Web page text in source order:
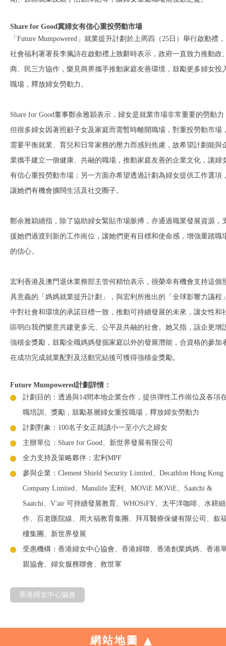
Share for Good冀婦女有信心重投勞動市場
「Future Mumpowered」就業提升計劃於上周四（25日）舉行啟動禮，
社會福利署署長李佩詩在啟動禮上致辭時表示，政府一直致力推動政
商、民三方協作，樂見商界攜手推動家庭友善環境，鼓勵更多婦女投
職場，釋放婦女勞動力。
Share for Good董事鄭余雅穎表示，婦女是就業市場非常重要的勞動力
但很多婦女因著照顧子女及家庭而需暫時離開職場，對重投勞動市場
需要平衡就業、育兒和日常家務的壓力而感到焦慮，故希望計劃能與
業攜手建立一個健康、共融的職場，推動家庭友善的企業文化，讓婦
有信心重投勞動市場；另一方面亦希望透過計劃為婦女提供工作選項
讓她們有機會擴闊生活及社交圈子。
鄭余雅穎續指，除了協助婦女緊貼市場脈搏，亦通過職業發展資源，
援她們過渡到新的工作崗位，讓她們更有目標和使命感，增強重踏職
的信心。
宏利香港及澳門退休業務部主管何精怡表示，很榮幸有機會支持這個
具意義的「媽媽就業提升計劃」，與宏利所推出的「全球影響力議程
中對社會和環境的承諾目標一致，推動可持續發展的未來，讓女性和
區明白我們樂意共建更多元、公平及共融的社會。她又指，該企更增
強積金獎勵，鼓勵全職媽媽發掘家庭以外的發展潛能，合資格的參加
在成功完成就業配對及活動完結後可獲得強積金獎勵。
Future Mumpowered計劃詳情：
計劃目的：透過與14間本地企業合作，提供彈性工作崗位及各項
職培訓、獎勵，鼓勵基層婦女重投職場，釋放婦女勞動力
計劃對象：100名子女正就讀小一至小六之婦女
主辦單位：Share for Good、新世界發展有限公司
全力支持及策略夥伴：宏利MPF
參與企業：Clement Shield Security Limited、Decathlon Hong Kong
Company Limited、Manulife 宏利、MOViE MOViE、Saatchi &
Saatchi、V'air 可持續發展教育、WHOSiFY、太平洋咖啡、水耕細
作、百老匯院線、周大福教育集團、拜耳醫療保健有限公司、叙
樓集團、新世界發展
受惠機構：香港婦女中心協會、香港婦聯、香港創業媽媽、香港
親協會
婦女服務聯會、救世軍
香港婦女中心協會
網站地圖